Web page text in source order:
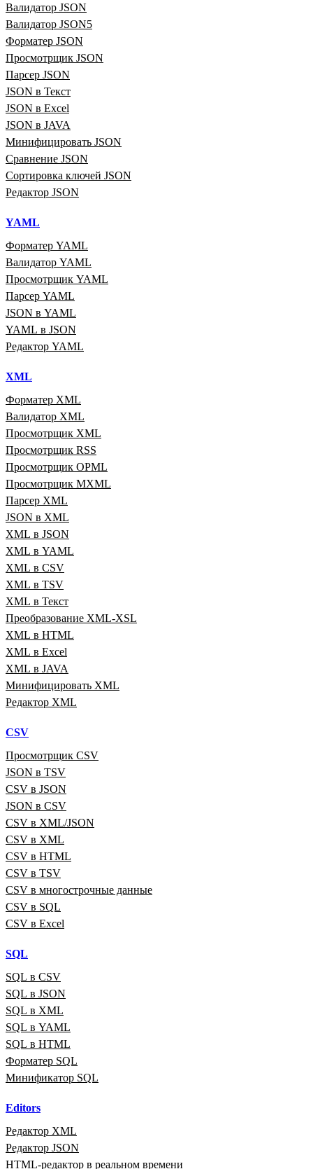
Валидатор JSON
Валидатор JSON5
Форматер JSON
Просмотрщик JSON
Парсер JSON
JSON в Текст
JSON в Excel
JSON в JAVA
Минифицировать JSON
Сравнение JSON
Сортировка ключей JSON
Редактор JSON
YAML
Форматер YAML
Валидатор YAML
Просмотрщик YAML
Парсер YAML
JSON в YAML
YAML в JSON
Редактор YAML
XML
Форматер XML
Валидатор XML
Просмотрщик XML
Просмотрщик RSS
Просмотрщик OPML
Просмотрщик MXML
Парсер XML
JSON в XML
XML в JSON
XML в YAML
XML в CSV
XML в TSV
XML в Текст
Преобразование XML‑XSL
XML в HTML
XML в Excel
XML в JAVA
Минифицировать XML
Редактор XML
CSV
Просмотрщик CSV
JSON в TSV
CSV в JSON
JSON в CSV
CSV в XML/JSON
CSV в XML
CSV в HTML
CSV в TSV
CSV в многострочные данные
CSV в SQL
CSV в Excel
SQL
SQL в CSV
SQL в JSON
SQL в XML
SQL в YAML
SQL в HTML
Форматер SQL
Минификатор SQL
Editors
Редактор XML
Редактор JSON
HTML‑редактор в реальном времени